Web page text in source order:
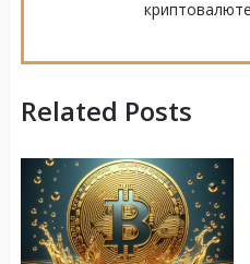
Related Posts